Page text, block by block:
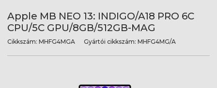
Apple MB NEO 13: INDIGO/A18 PRO 6C
CPU/5C GPU/8GB/512GB-MAG
Cikkszám: MHFG4MGA Gyártói cikkszám: MHFG4MG/A